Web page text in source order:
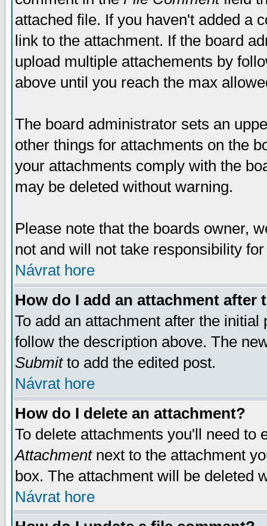
attached file. If you haven't added a
link to the attachment. If the board
upload multiple attachements by
above until you reach the max
The board administrator sets an
other things for attachments on the
your attachments comply with the
may be deleted without warning.
Please note that the boards owner,
not and will not take responsibility
Návrat hore
How do I add an attachment after
To add an attachment after the
follow the description above. The
Submitto add the edited post.
Návrat hore
How do I delete an attachment?
To delete attachments you'll need
Attachmentnext to the attachment
box. The attachment will be deleted
Návrat hore